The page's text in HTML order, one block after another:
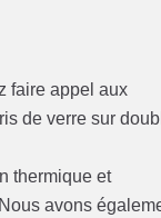
faire appel aux
de verre sur
thermique et
avons